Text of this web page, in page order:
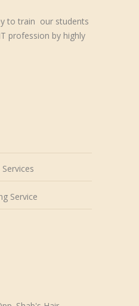
to train our students
profession by highly
Service